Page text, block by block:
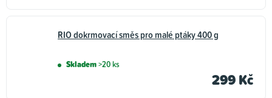
RIO dokrmovací směs pro malé ptáky 400 g
Skladem>20 ks
299 Kč